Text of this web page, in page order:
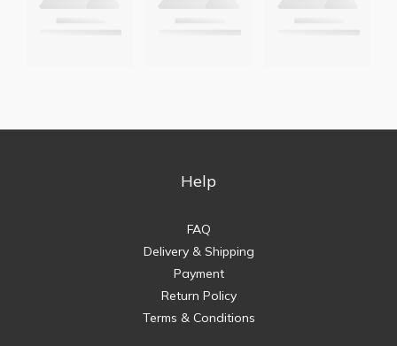
Help
FAQ
Delivery & Shipping
Payment
Return Policy
Terms & Conditions